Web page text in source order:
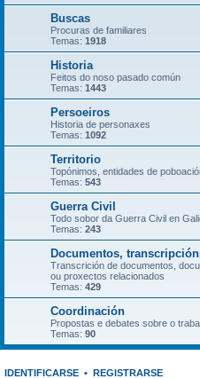
Buscas
Procuras de familiares
Temas: 1918
Historia
Feitos do noso pasado común
Temas: 1443
Persoeiros
Historia de personaxes
Temas: 1092
Territorio
Topónimos, entidades de
Temas: 543
Guerra Civil
Todo sobor da Guerra Civil en
Temas: 243
Documentos,
Transcrición de documentos,
ou proxectos relacionados
Temas: 429
Coordinación
Propostas e debates sobre o
Temas: 90
IDENTIFICARSE • REGISTRARSE